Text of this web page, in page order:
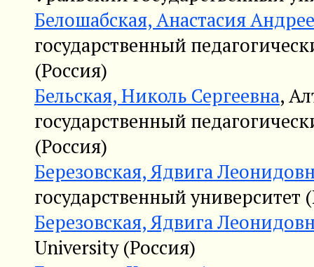
Белошабская, Анастасия
государственный
(Россия)
Бельская, Николь Сергеевна,
государственный
(Россия)
Березовская, Ядвига
государственный университет
Березовская, Ядвига
University (Россия)